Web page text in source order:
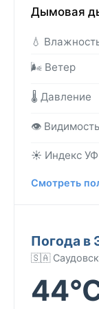
Дымовая
💧
🌬️ Ветер
🌡️ Давление
👁️ Видимость
☀️ Индекс УФ
Смотреть
Погода в
🇸🇦